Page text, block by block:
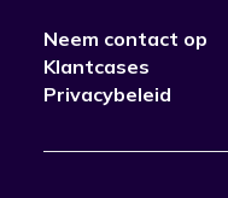
Neem contact op
Klantcases
Privacybeleid